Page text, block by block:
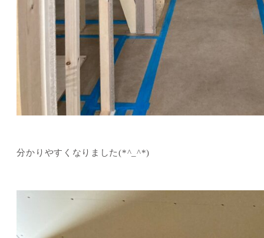
分かりやすくなりました(*^_^*)